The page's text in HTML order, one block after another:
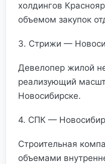
холдингов
объемом закупок
3. Стрижи —
Девелопер жилой
реализующий
Новосибирске.
4. СПК —
Строительная
объемами